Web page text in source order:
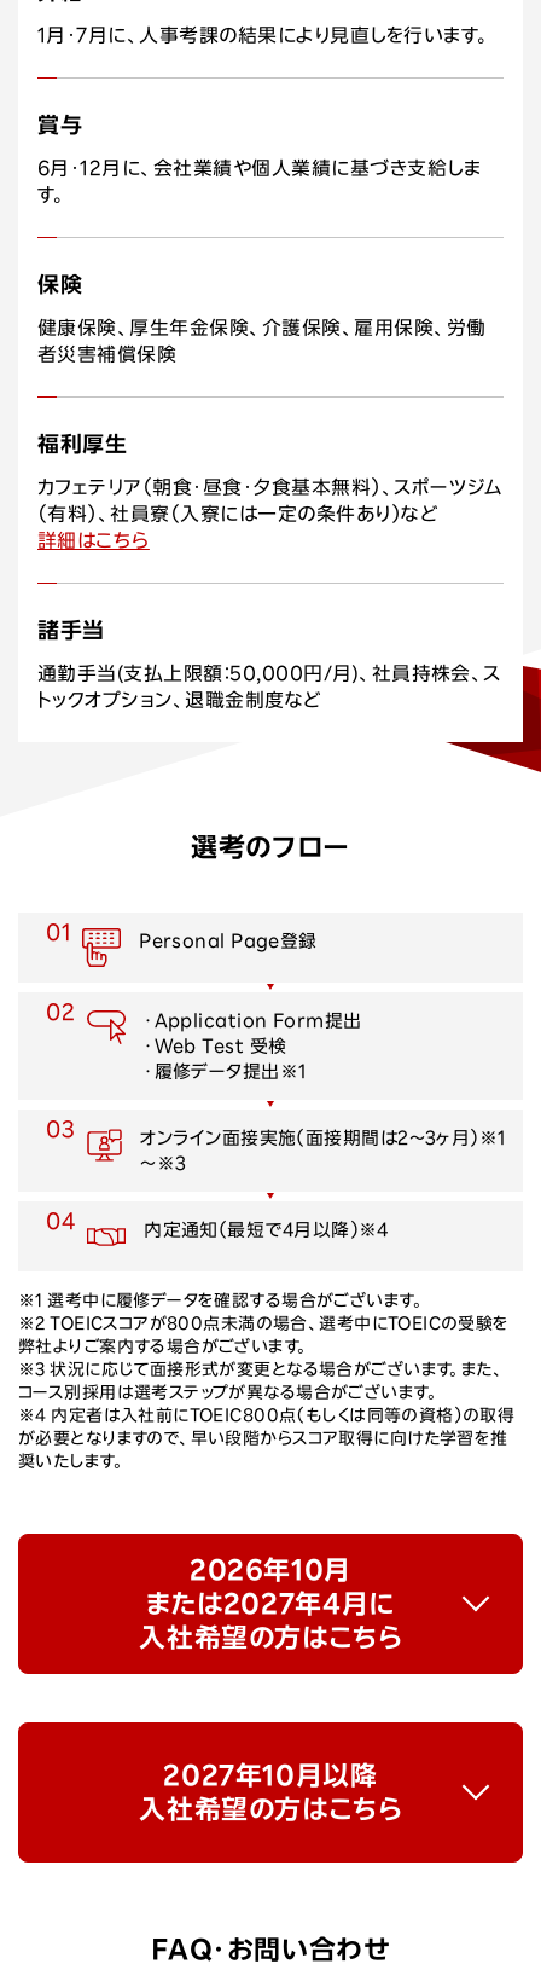
1月・7月に、人事考課の結果により見直しを行います。
賞与
6月・12月に、会社業績や個人業績に基づき支給しま
す。
保険
健康保険、厚生年金保険、介護保険、雇用保険、労働
者災害補償保険
福利厚生
カフェテリア（朝食・昼食・夕食基本無料）、スポーツジム
（有料）、社員寮（入寮には一定の条件あり）など
詳細はこちら
諸手当
通勤手当(支払上限額：50,000円/月)、社員持株会、ス
トックオプション、退職金制度など
選考のフロー
01 Personal Page登録
02
・Application Form提出
・Web Test 受検
・履修データ提出※1
03 オンライン面接実施（面接期間は2～3ヶ月） ※1
～※3
04 内定通知 （最短で4月以降） ※4
※1 選考中に履修データを確認する場合がございます。
※2 TOEICスコアが800点未満の場合、選考中にTOEICの受験を
弊社よりご案内する場合がございます。
※3 状況に応じて面接形式が変更となる場合がございます。また、
コース別採用は選考ステップが異なる場合がございます。
※4 内定者は入社前にTOEIC800点（もしくは同等の資格）の取得
が必要となりますので、早い段階からスコア取得に向けた学習を推
奨いたします。
2026年10月
または2027年4月に
入社希望の方はこちら
2027年10月以降
入社希望の方はこちら
FAQ・お問い合わせ